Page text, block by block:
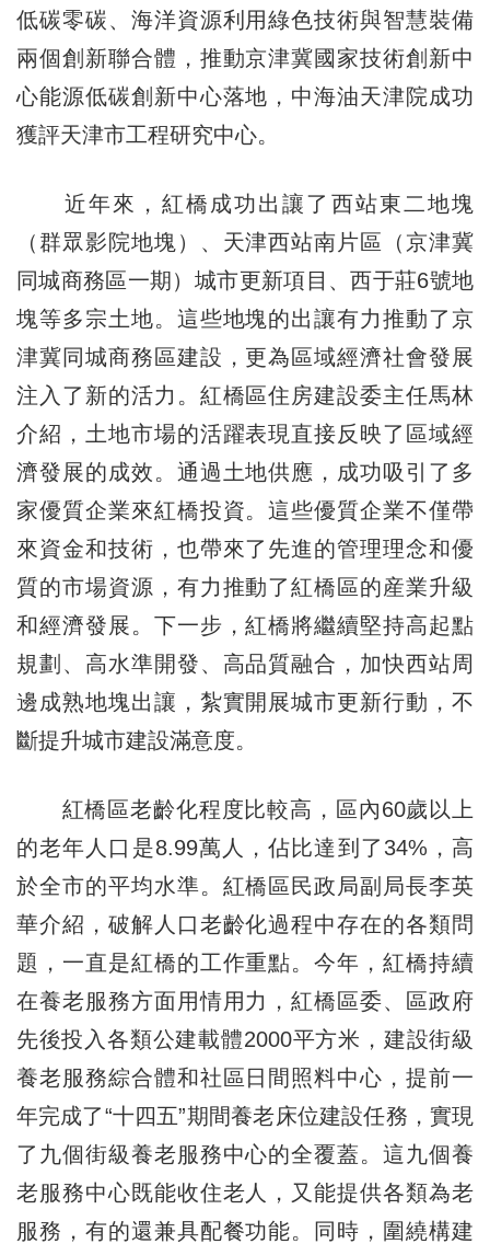
低碳零碳、海洋資源利用綠色技術與智慧裝備
兩個創新聯合體，推動京津冀國家技術創新中
心能源低碳創新中心落地，中海油天津院成功
獲評天津市工程研究中心。
近年來，紅橋成功出讓了西站東二地塊
（群眾影院地塊）、天津西站南片區（京津冀
同城商務區一期）城市更新項目、西于莊6號地
塊等多宗土地。這些地塊的出讓有力推動了京
津冀同城商務區建設，更為區域經濟社會發展
注入了新的活力。紅橋區住房建設委主任馬林
介紹，土地市場的活躍表現直接反映了區域經
濟發展的成效。通過土地供應，成功吸引了多
家優質企業來紅橋投資。這些優質企業不僅帶
來資金和技術，也帶來了先進的管理理念和優
質的市場資源，有力推動了紅橋區的産業升級
和經濟發展。下一步，紅橋將繼續堅持高起點
規劃、高水準開發、高品質融合，加快西站周
邊成熟地塊出讓，紮實開展城市更新行動，不
斷提升城市建設滿意度。
紅橋區老齡化程度比較高，區內60歲以上
的老年人口是8.99萬人，佔比達到了34%，高
於全市的平均水準。紅橋區民政局副局長李英
華介紹，破解人口老齡化過程中存在的各類問
題，一直是紅橋的工作重點。今年，紅橋持續
在養老服務方面用情用力，紅橋區委、區政府
先後投入各類公建載體2000平方米，建設街級
養老服務綜合體和社區日間照料中心，提前一
年完成了“十四五”期間養老床位建設任務，實現
了九個街級養老服務中心的全覆蓋。這九個養
老服務中心既能收住老人，又能提供各類為老
服務，有的還兼具配餐功能。同時，圍繞構建